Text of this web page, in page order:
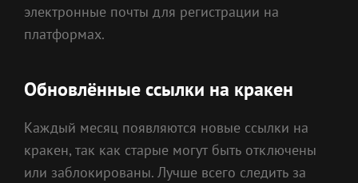
электронные почты для регистрации на
платформах.
Обновлённые ссылки на кракен
Каждый месяц появляются новые ссылки на
кракен, так как старые могут быть отключены
или заблокированы. Лучше всего следить за